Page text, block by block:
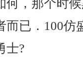
何，那个时
已．100仿
士?